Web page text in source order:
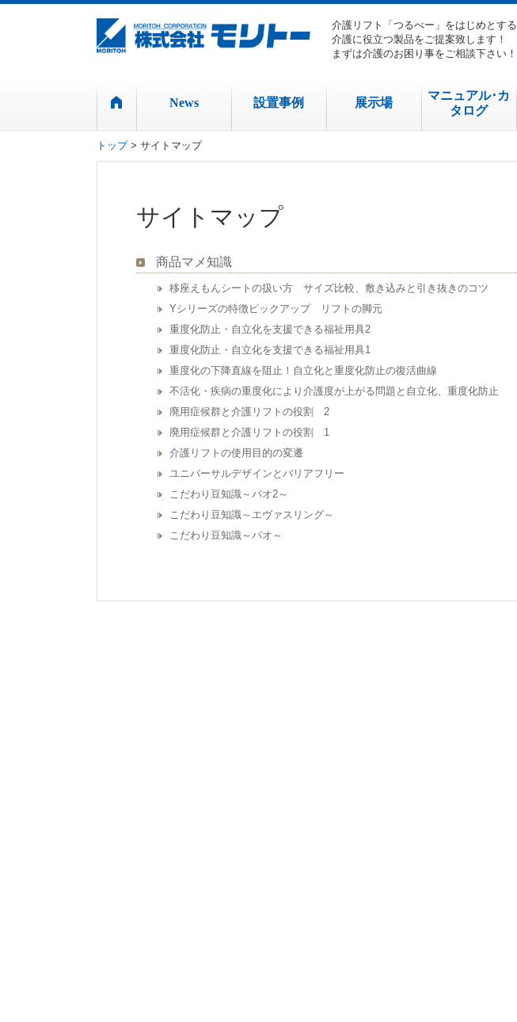
介護リフト「つるべー」をはじめとする
介護に役立つ製品をご提案致します！
まずは介護のお困り事をご相談下さい！
News 設置事例 展示場
マニュアル･カ
タログ
トップ> サイトマップ
サイトマップ
商品マメ知識
移座えもんシートの扱い方 サイズ比較、敷き込みと引き抜きのコツ
Yシリーズの特徴ピックアップ リフトの脚元
重度化防止・自立化を支援できる福祉用具2
重度化防止・自立化を支援できる福祉用具1
重度化の下降直線を阻止！自立化と重度化防止の復活曲線
不活化・疾病の重度化により介護度が上がる問題と自立化、重度化防止
廃用症候群と介護リフトの役割 2
廃用症候群と介護リフトの役割 1
介護リフトの使用目的の変遷
ユニバーサルデザインとバリアフリー
こだわり豆知識～パオ2～
こだわり豆知識～エヴァスリング～
こだわり豆知識～パオ～